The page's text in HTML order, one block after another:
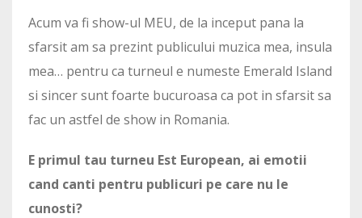
Acum va fi show-ul MEU, de la inceput pana la
sfarsit am sa prezint publicului muzica mea, insula
mea… pentru ca turneul e numeste Emerald Island
si sincer sunt foarte bucuroasa ca pot in sfarsit sa
fac un astfel de show in Romania.
E primul tau turneu Est European, ai emotii
cand canti pentru publicuri pe care nu le
cunosti?